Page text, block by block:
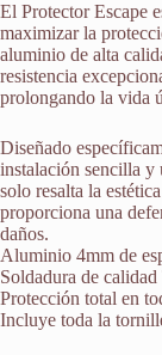
El Protector Escape
maximizar la
aluminio de alta
resistencia
prolongando la vida
Diseñado
instalación sencilla y
solo resalta la
proporciona una
daños.
Aluminio 4mm de
Soldadura de
Protección total en
Incluye toda la